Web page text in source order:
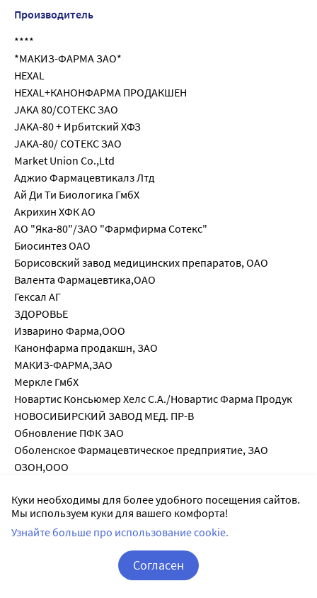
Производитель
****
*МАКИЗ-ФАРМА ЗАО*
HEXAL
HEXAL+КАНОНФАРМА ПРОДАКШЕН
JAKA 80/СОТЕКС ЗАО
JAKA-80 + Ирбитский ХФЗ
JAKA-80/ СОТЕКС ЗАО
Market Union Co.,Ltd
Аджио Фармацевтикалз Лтд
Ай Ди Ти Биологика ГмбХ
Акрихин ХФК АО
АО "Яка-80"/ЗАО "Фармфирма Сотекс"
Биосинтез ОАО
Борисовский завод медицинских препаратов, ОАО
Валента Фармацевтика,ОАО
Гексал АГ
ЗДОРОВЬЕ
Изварино Фарма,ООО
Канонфарма продакшн, ЗАО
МАКИЗ-ФАРМА,ЗАО
Меркле ГмбХ
Новартис Консьюмер Хелс С.А./Новартис Фарма Продук
НОВОСИБИРСКИЙ ЗАВОД МЕД. ПР-В
Обновление ПФК ЗАО
Оболенское Фармацевтическое предприятие, ЗАО
ОЗОН,ООО
Польфарма Фармацевтический завод С.А.
Ранбакси Лабораториз Лимитед (Девас)
Салютас Фарма ГмбХ
Скопинский фармацевтический завод ЗАО
Куки необходимы для более удобного посещения сайтов.
Мы используем куки для вашего комфорта!
Узнайте больше про использование cookie.
Согласен